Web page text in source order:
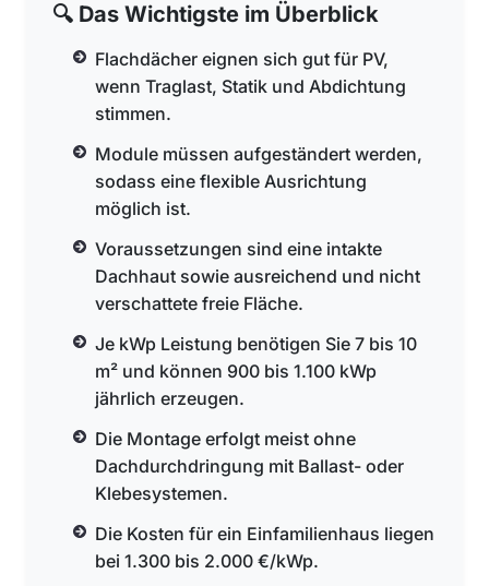
🔍 Das Wichtigste im Überblick
Flachdächer eignen sich gut für PV,
wenn Traglast, Statik und Abdichtung
stimmen.
Module müssen aufgeständert werden,
sodass eine flexible Ausrichtung
möglich ist.
Voraussetzungen sind eine intakte
Dachhaut sowie ausreichend und nicht
verschattete freie Fläche.
Je kWp Leistung benötigen Sie 7 bis 10
m² und können 900 bis 1.100 kWp
jährlich erzeugen.
Die Montage erfolgt meist ohne
Dachdurchdringung mit Ballast- oder
Klebesystemen.
Die Kosten für ein Einfamilienhaus liegen
bei 1.300 bis 2.000 €/kWp.